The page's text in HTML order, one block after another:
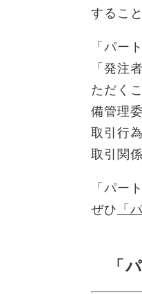
するこ
「パー
「発注
ただく
備管理
取引行
取引関
「パー
ぜひ 「
「パ